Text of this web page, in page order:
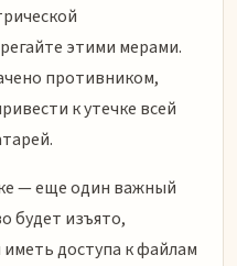
этими мерами.
противником,
к утечке всей
— еще один важный
будет изъято,
доступа к файлам